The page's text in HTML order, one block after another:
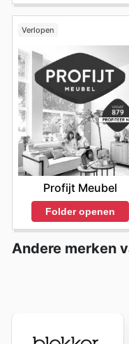
nadruk op
voordelig, maar ook
Ze stimuleren een
de middelen te geven
nemen en te genieten
wekelijkse sales met
deze week bieden een
ontdekken hoe
het huis te
vandaag nog om de
direct met besparen.
Verlopen
Profijt Meubel
Folder openen
Andere merken